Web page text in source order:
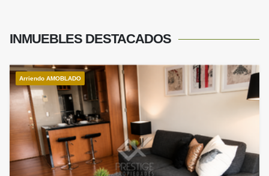
INMUEBLES DESTACADOS
Arriendo AMOBLADO